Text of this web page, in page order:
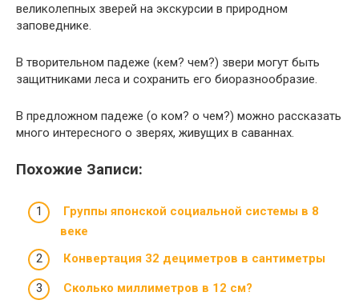
великолепных зверей на экскурсии в природном
заповеднике.
В творительном падеже (кем? чем?) звери могут быть
защитниками леса и сохранить его биоразнообразие.
В предложном падеже (о ком? о чем?) можно рассказать
много интересного о зверях, живущих в саваннах.
Похожие Записи:
Группы японской социальной системы в 8
веке
Конвертация 32 дециметров в сантиметры
Сколько миллиметров в 12 см?